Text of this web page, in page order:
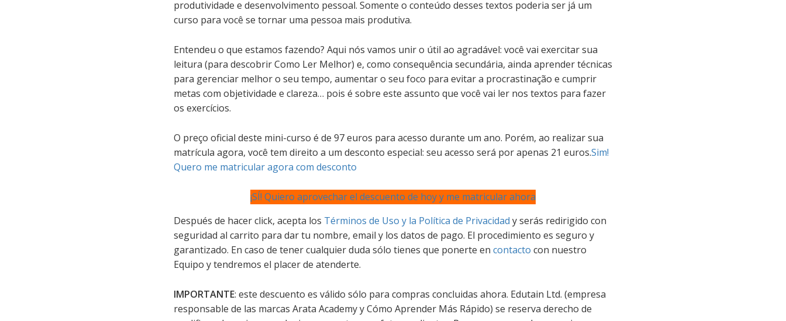
produtividade e desenvolvimento pessoal. Somente o conteúdo desses textos poderia ser já um
curso para você se tornar uma pessoa mais produtiva.
Entendeu o que estamos fazendo? Aqui nós vamos unir o útil ao agradável: você vai exercitar sua
leitura (para descobrir Como Ler Melhor) e, como consequência secundária, ainda aprender técnicas
para gerenciar melhor o seu tempo, aumentar o seu foco para evitar a procrastinação e cumprir
metas com objetividade e clareza… pois é sobre este assunto que você vai ler nos textos para fazer
os exercícios.
O preço oficial deste mini-curso é de 97 euros para acesso durante um ano. Porém, ao realizar sua
matrícula agora, você tem direito a um desconto especial: seu acesso será por apenas 21 euros.Sim!
Quero me matricular agora com desconto
¡SÍ! Quiero aprovechar el descuento de hoy y me matricular ahora
Después de hacer click, acepta los Términos de Uso y la Política de Privacidad y serás redirigido con
seguridad al carrito para dar tu nombre, email y los datos de pago. El procedimiento es seguro y
garantizado. En caso de tener cualquier duda sólo tienes que ponerte en contacto con nuestro
Equipo y tendremos el placer de atenderte.
IMPORTANTE: este descuento es válido sólo para compras concluidas ahora. Edutain Ltd. (empresa
responsable de las marcas Arata Academy y Cómo Aprender Más Rápido) se reserva derecho de